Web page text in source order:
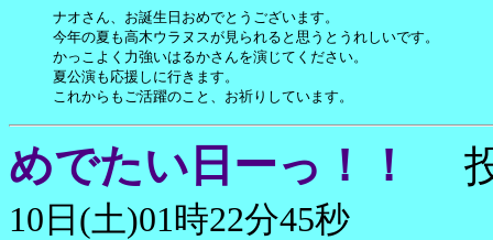
ナオさん、お誕生日おめでとうございます。
今年の夏も高木ウラヌスが見られると思うとうれしいです。
かっこよく力強いはるかさんを演じてください。
夏公演も応援しに行きます。
これからもご活躍のこと、お祈りしています。
めでたい日ーっ！！
10日(土)01時22分45秒